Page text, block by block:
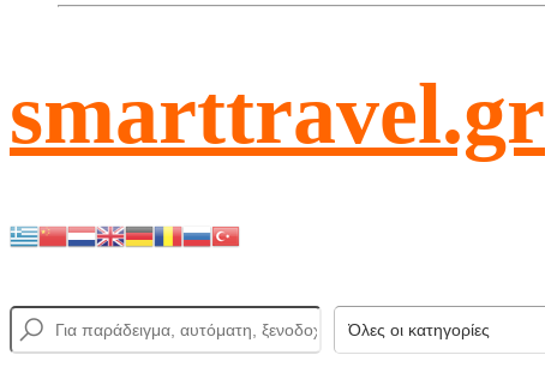
smarttravel.gr